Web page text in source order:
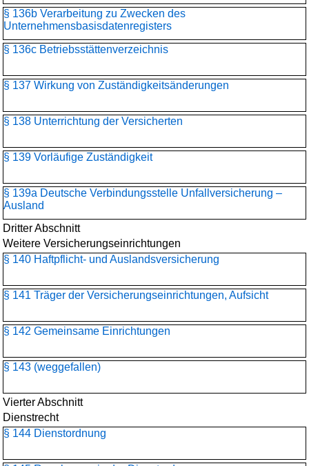
§ 136b Verarbeitung zu Zwecken des
Unternehmensbasisdaten­registers
§ 136c Betriebsstättenverzeichnis
§ 137 Wirkung von Zuständigkeitsänderungen
§ 138 Unterrichtung der Versicherten
§ 139 Vorläufige Zuständigkeit
§ 139a Deutsche Verbindungsstelle Unfallversicherung –
Ausland
Dritter Abschnitt
Weitere Versicherungseinrichtungen
§ 140 Haftpflicht- und Auslandsversicherung
§ 141 Träger der Versicherungseinrichtungen, Aufsicht
§ 142 Gemeinsame Einrichtungen
§ 143 (weggefallen)
Vierter Abschnitt
Dienstrecht
§ 144 Dienstordnung